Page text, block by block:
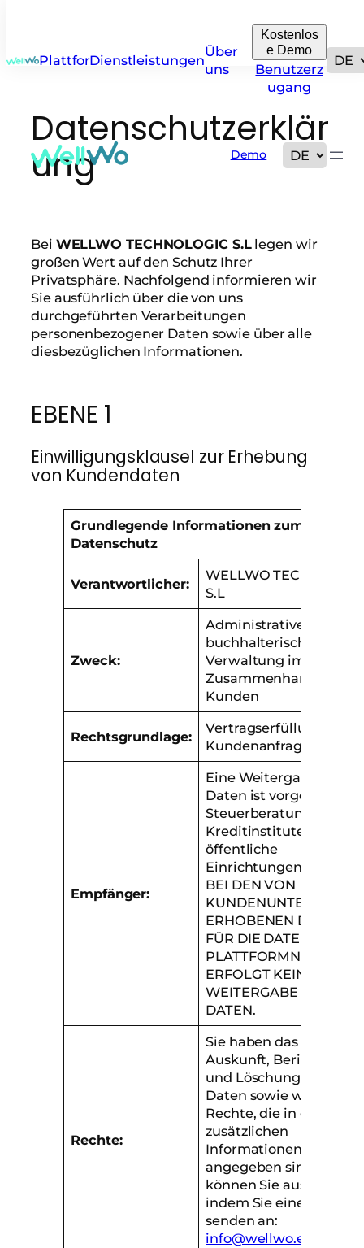
PlattformDienstleistungen
Über
uns
Kostenlos
e Demo
Benutzerz
ugang
Demo
Datenschutzerklär
ung
Bei WELLWO TECHNOLOGIC S.Llegen wir
großen Wert auf den Schutz Ihrer
Privatsphäre. Nachfolgend informieren wir
Sie ausführlich über die von uns
durchgeführten Verarbeitungen
personenbezogener Daten sowie über alle
diesbezüglichen Informationen.
EBENE 1
Einwilligungsklausel zur Erhebung
von Kundendaten
Grundlegende Informationen zum
Datenschutz
Verantwortlicher:
WELLWO
S.L
Zweck:
Administrative und
buchhalterische
Verwaltung im
Zusammenhang mit
Kunden
Rechtsgrundlage:
Vertragserfüllung /
Kundenanfrage
Empfänger:
Eine Weitergabe der
Daten ist vorgesehen
Steuerberatungen,
Kreditinstitute und
öffentliche
Einrichtungen.
BEI DEN VON
ERHOBENEN DATEN.
FÜR DIE DATEN DER
PLATTFORMNUTZER
ERFOLGT KEINE
WEITERGABE VON
DATEN.
Rechte:
Sie haben das Recht
Auskunft, Berichtigung
und Löschung Ihrer
Daten sowie weitere
Rechte, die in den
zusätzlichen
Informationen
angegeben sind. Diese
können Sie ausüben,
indem Sie eine E-Mail
senden an:
info@wellwo.es